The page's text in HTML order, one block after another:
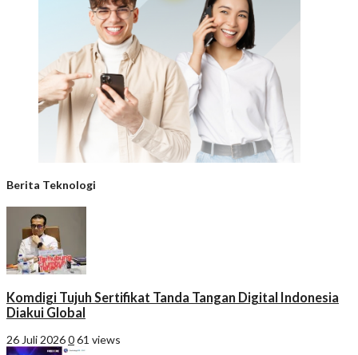
Berita Teknologi
Komdigi Tujuh Sertifikat Tanda Tangan Digital Indonesia
Diakui Global
26 Juli 2026061 views